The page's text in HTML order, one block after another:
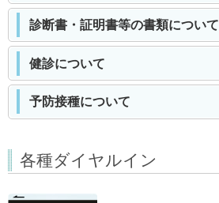
診断書・証明書等の書類について
健診について
予防接種について
各種ダイヤルイン